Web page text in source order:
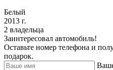
Белый
2013 г.
2 владельца
Заинтересовал автомобиль!
Оставьте номер телефона и
подарок.